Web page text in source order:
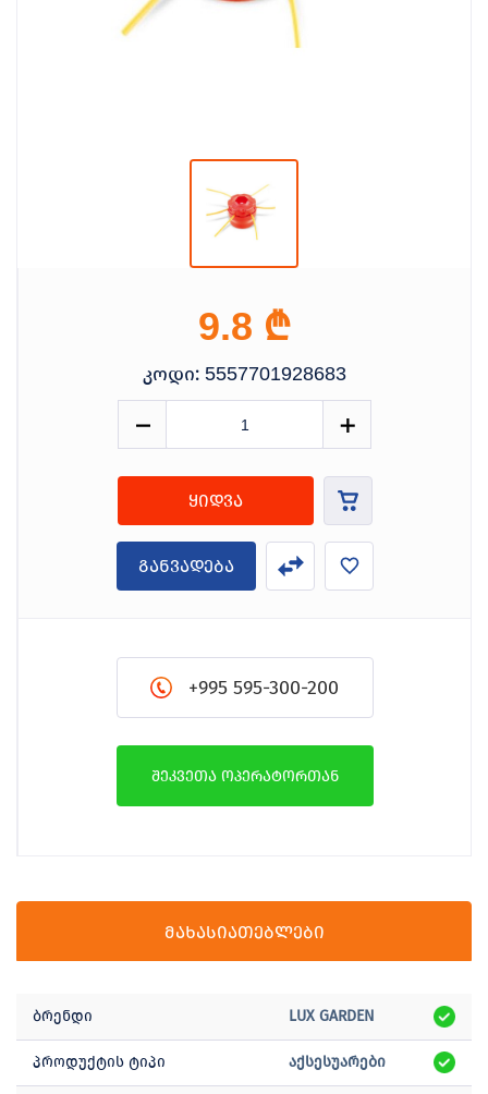
9.8 ₾
კოდი: 5557701928683
ყიდვა
განვადება
+995 595-300-200
შეკვეთა ოპერატორთან
მახასიათებლები
ბრენდი LUX GARDEN
პროდუქტის ტიპი აქსესუარები